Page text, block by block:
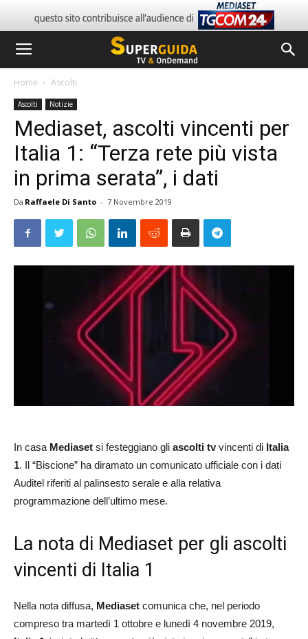
Home Ascolti
Ascolti Notizie
Mediaset, ascolti vincenti per
Italia 1: “Terza rete più vista
in prima serata”, i dati
Da Raffaele Di Santo - 7 Novembre 2019
In casa Mediaset si festeggiano gli ascolti tvvincenti di Italia
1. Il “Biscione” ha diramato un comunicato ufficiale con i dati
Auditel riferiti al palinsesto serale e alla relativa
programmazione dell’ultimo mese.
La nota di Mediaset per gli ascolti
vincenti di Italia 1
Nella nota diffusa, Mediaset comunica che, nel periodo
compreso tra martedì 1 ottobre e lunedì 4 novembre 2019,